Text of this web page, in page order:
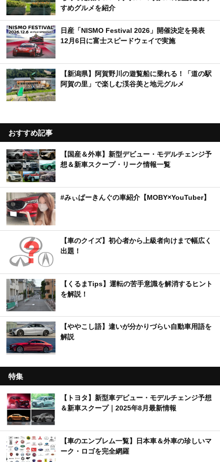
すめグルメを紹介
日産「NISMO Festival 2026」開催決定を発表
12月6日に富士スピードウェイで実施
【新潟県】阿賀野川の遊覧船に乗れる！「道の駅
阿賀の里」で楽しむ渓谷美と地元グルメ
おすすめ記事
【国産＆外車】新型デビュー・モデルチェンジ予
想＆新車スクープ・リーク情報一覧
#みぃぱーきんぐの車紹介【MOBY×YouTuber】
【車のクイズ】初心者から上級者向けまで幅広く
出題！
【くるまTips】運転の苦手意識を解消するヒント
を解説！
【ややこし語】違いが分かりづらい自動車用語を
解説
特集
【トヨタ】新型車デビュー・モデルチェンジ予想
＆新車スクープ｜2025年8月最新情報
【車のエンブレム一覧】日本車＆外車の珍しいマ
ーク・ロゴを完全網羅